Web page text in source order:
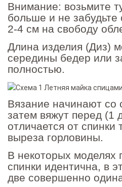
Внимание: возьмите
больше и не забудьте
2-4 см на свободу
Длина изделия (Диз)
середины бедер или
полностью.
Вязание начинают со
затем вяжут перед (1
отличается от спинки
выреза горловины.
В некоторых моделях
спинки идентична, в
две совершенно